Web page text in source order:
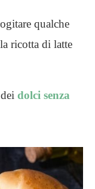
qualche
ricotta di latte
dolci senza